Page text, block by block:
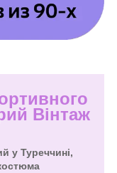
Вінтаж
у Туреччині,